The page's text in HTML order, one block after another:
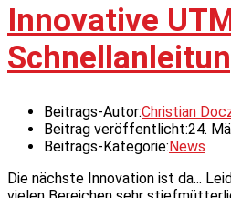
Innovative
Beitrags-Autor:Christian
Beitrag veröffentlicht:24.
Beitrags-Kategorie:News
Die nächste Innovation ist da...